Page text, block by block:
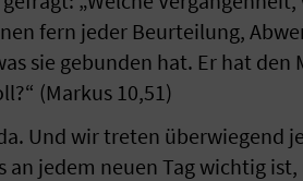
fern jeder Beurteilung,
sie gebunden hat. Er hat den
(Markus 10,51)
Und wir treten überwiegend
jedem neuen Tag wichtig